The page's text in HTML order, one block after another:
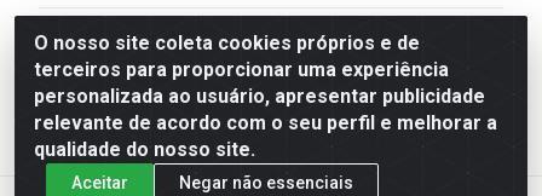
O nosso site coleta cookies próprios e de
terceiros para proporcionar uma experiência
personalizada ao usuário, apresentar publicidade
relevante de acordo com o seu perfil e melhorar a
qualidade do nosso site.
Aceitar Negar não essenciais
Atacadao da Limpeza F. Pereira Queiroz Comercio e
Distribuicao LTDA - Quadra Qi 10 Lotes 39 e, 41 - Setor
Industrial (Taguatinga), Brasília/DF - CEP 72.135-100 -
CNPJ 13.184.675/0001-80